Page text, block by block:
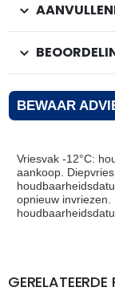
BEWAAR
Vriesvak -12°C:
aankoop.
opnieuw
THT:
31-